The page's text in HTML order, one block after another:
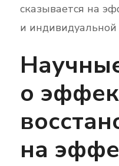
сказывается на
и индивидуальной
о
на